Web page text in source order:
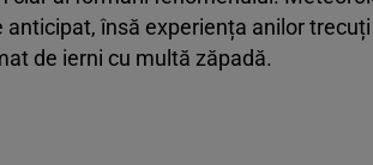
însă experiența anilor
de ierni cu multă zăpadă.